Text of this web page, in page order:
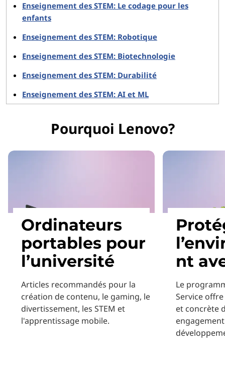
Enseignement des STEM: Le codage pour les
enfants
Enseignement des STEM: Robotique
Enseignement des STEM: Biotechnologie
Enseignement des STEM: Durabilité
Enseignement des STEM: AI et ML
Pourquoi Lenovo?
Ordinateurs
portables pour
l’université
Articles recommandés pour la
création de contenu, le gaming, le
divertissement, les STEM et
l'apprentissage mobile.
nt
Le
Service
et concrète